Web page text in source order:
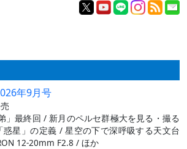
年9月号
」最終回 / 新月のペルセ群極大を見る・撮る
惑星」の定義 / 星空の下で深呼吸する天文台
12-20mm F2.8 / ほか